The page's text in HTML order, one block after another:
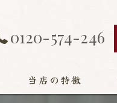
0120-574-246
当店の特徴